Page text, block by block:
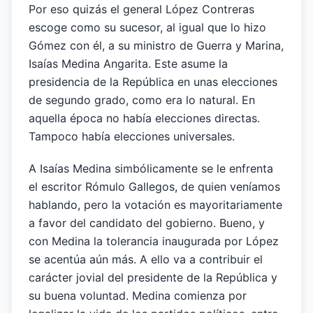
Por eso quizás el general López Contreras
escoge como su sucesor, al igual que lo hizo
Gómez con él, a su ministro de Guerra y Marina,
Isaías Medina Angarita. Este asume la
presidencia de la República en unas elecciones
de segundo grado, como era lo natural. En
aquella época no había elecciones directas.
Tampoco había elecciones universales.
A Isaías Medina simbólicamente se le enfrenta
el escritor Rómulo Gallegos, de quien veníamos
hablando, pero la votación es mayoritariamente
a favor del candidato del gobierno. Bueno, y
con Medina la tolerancia inaugurada por López
se acentúa aún más. A ello va a contribuir el
carácter jovial del presidente de la República y
su buena voluntad. Medina comienza por